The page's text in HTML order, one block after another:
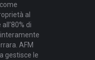
al
di
interamente
AFM
gestisce le